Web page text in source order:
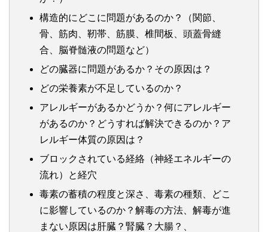
構造的にどこに問題があるのか？（関節、
骨、筋肉、靭帯、筋膜、椎間板、頭蓋骨縫
合、脳脊髄液の問題など）
どの臓器に問題があるか？その原因は？
どの栄養素が不足しているのか？
アレルギーがあるかどうか？何にアレルギー
があるのか？どうすれば解決できるのか？ア
レルギー体質の原因は？
ブロックされている経絡（神経エネルギーの
流れ）と経穴
毒素の蓄積の程度と深さ、毒素の種類、どこ
に影響しているのか？解毒の方法、解毒が進
まない原因は肝臓？腎臓？大腸？、